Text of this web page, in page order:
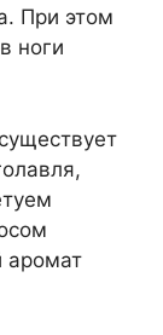
При этом
ноги
аромат